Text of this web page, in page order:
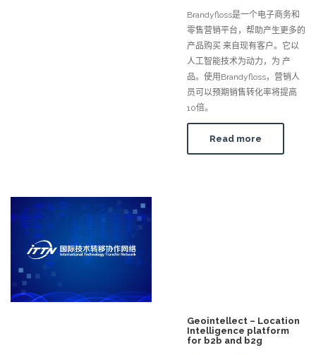
Brandyfloss是一个电子商务和
零售营销平台，帮助产生更多的
产品购买 来自现有客户。它以
人工智能技术为动力，为 产
品。使用Brandyfloss，营销人
员可以预期销售转化率将提高
10倍。
Read more
Geointellect – Location
Intelligence platform
for b2b and b2g